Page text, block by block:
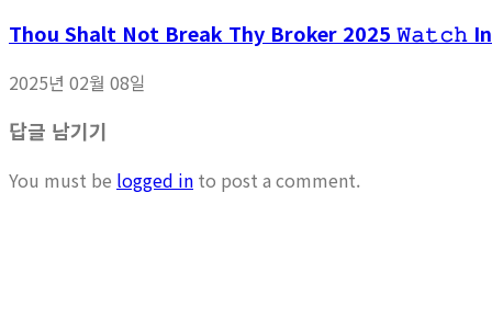
Thou Shalt Not Break Thy Broker 2025 𝚆𝚊𝚝𝚌𝚑
2025년 02월 08일
답글 남기기
You must be logged in to post a comment.